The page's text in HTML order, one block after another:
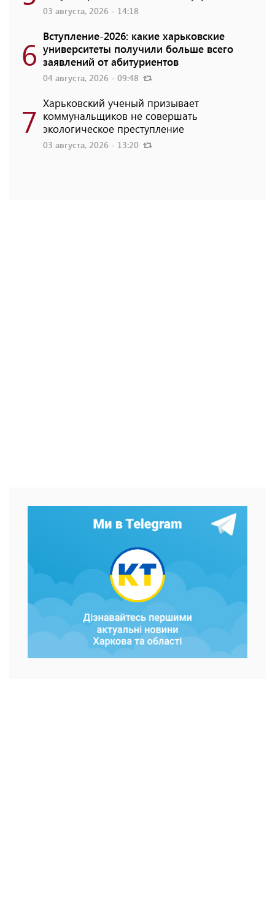
03 августа, 2026 - 14:18
6 Вступление-2026: какие харьковские
университеты получили больше всего
заявлений от абитуриентов
04 августа, 2026 - 09:48
7 Харьковский ученый призывает
коммунальщиков не совершать
экологическое преступление
03 августа, 2026 - 13:20